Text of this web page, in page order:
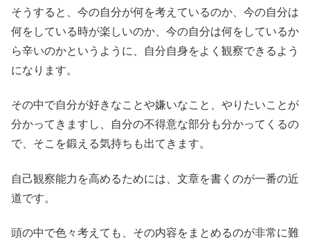
そうすると、今の自分が何を考えているのか、今の自分は
何をしている時が楽しいのか、今の自分は何をしているか
ら辛いのかというように、自分自身をよく観察できるよう
になります。
その中で自分が好きなことや嫌いなこと、やりたいことが
分かってきますし、自分の不得意な部分も分かってくるの
で、そこを鍛える気持ちも出てきます。
自己観察能力を高めるためには、文章を書くのが一番の近
道です。
頭の中で色々考えても、その内容をまとめるのが非常に難